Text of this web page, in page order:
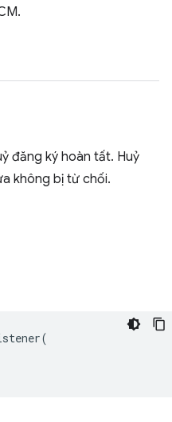
đăng ký hoàn tất. Huỷ
không bị từ chối.
(